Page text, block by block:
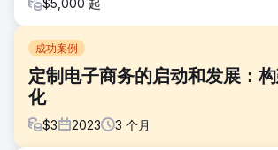
成功案例
定制电子商务的启动和发展：
化
$3 2023 3 个月